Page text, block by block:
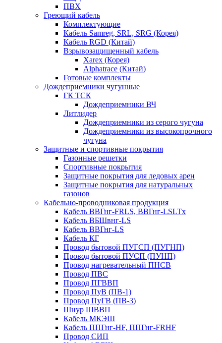
ПВХ
Греющий кабель
Комплектующие
Кабель Samreg, SRL, SRG (Корея)
Кабель RGD (Китай)
Взрывозащищенный кабель
Xarex (Корея)
Alphatrace (Китай)
Готовые комплекты
Дождеприемники чугунные
ГК ТСК
Дождеприемники ВЧ
Литлидер
Дождеприемники из серого чугуна
Дождеприемники из высокопрочного
чугуна
Защитные и спортивные покрытия
Газонные решетки
Спортивные покрытия
Защитные покрытия для ледовых арен
Защитные покрытия для натуральных
газонов
Кабельно-проводниковая продукция
Кабель ВВГнг-FRLS, ВВГнг-LSLTx
Кабель ВБШвнг-LS
Кабель ВВГнг-LS
Кабель КГ
Провод бытовой ПУГСП (ПУГНП)
Провод бытовой ПУСП (ПУНП)
Провод нагревательный ПНСВ
Провод ПВС
Провод ПГВВП
Провод ПуВ (ПВ-1)
Провод ПуГВ (ПВ-3)
Шнур ШВВП
Кабель МКЭШ
Кабель ППГнг-HF, ППГнг-FRHF
Провод СИП